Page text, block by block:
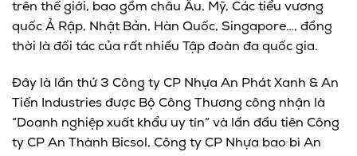
trên thế giới, bao gồm châu Âu, Mỹ, Các tiểu vương
quốc Ả Rập, Nhật Bản, Hàn Quốc, Singapore…, đồng
thời là đối tác của rất nhiều Tập đoàn đa quốc gia.
Đây là lần thứ 3 Công ty CP Nhựa An Phát Xanh & An
Tiến Industries được Bộ Công Thương công nhận là
“Doanh nghiệp xuất khẩu uy tín” và lần đầu tiên Công
ty CP An Thành Bicsol, Công ty CP Nhựa bao bì An